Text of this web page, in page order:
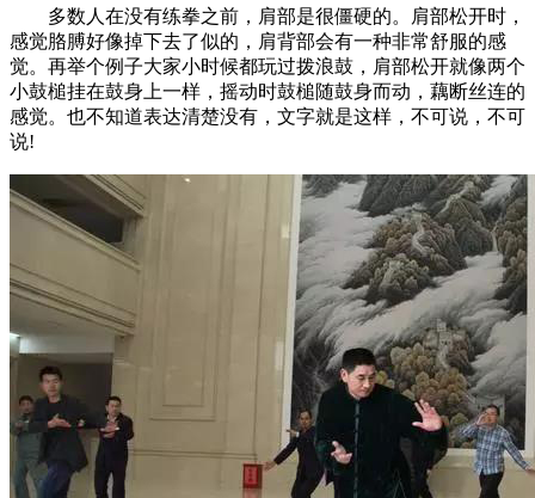
多数人在没有练拳之前，肩部是很僵硬的。肩部松开时，
感觉胳膊好像掉下去了似的，肩背部会有一种非常舒服的感
觉。再举个例子大家小时候都玩过拨浪鼓，肩部松开就像两个
小鼓槌挂在鼓身上一样，摇动时鼓槌随鼓身而动，藕断丝连的
感觉。也不知道表达清楚没有，文字就是这样，不可说，不可
说!